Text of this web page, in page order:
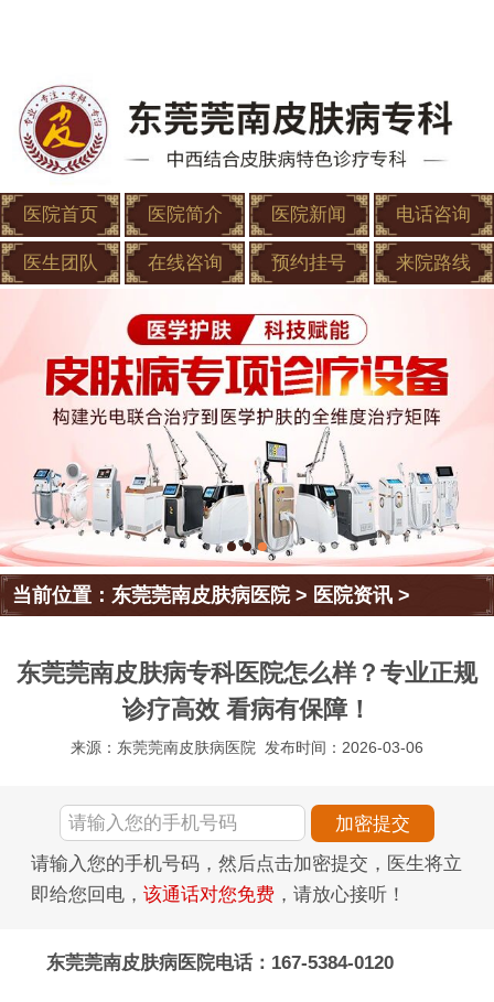
医院首页 医院简介 医院新闻 电话咨询
医生团队 在线咨询 预约挂号 来院路线
当前位置：东莞莞南皮肤病医院> 医院资讯 >
东莞莞南皮肤病专科医院怎么样？专业正规
诊疗高效 看病有保障！
来源：东莞莞南皮肤病医院 发布时间：2026-03-06
请输入您的手机号码，然后点击加密提交，医生将立
即给您回电， 该通话对您免费 ，请放心接听！
东莞莞南皮肤病医院电话：167-5384-0120